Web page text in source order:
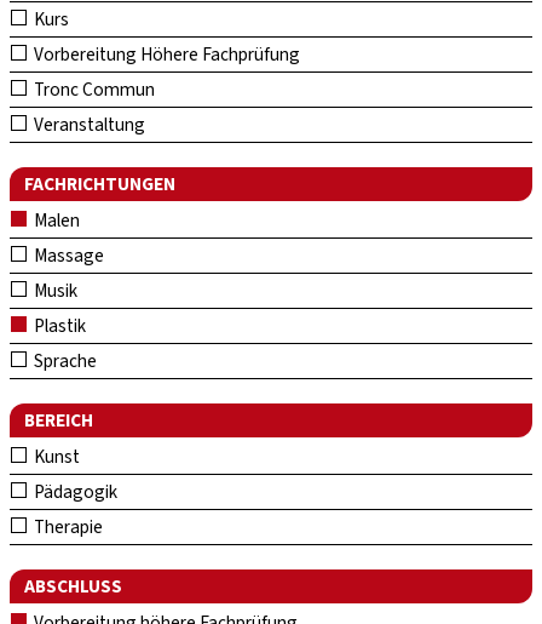
Kurs
Vorbereitung Höhere Fachprüfung
Tronc Commun
Veranstaltung
FACHRICHTUNGEN
Malen
Massage
Musik
Plastik
Sprache
BEREICH
Kunst
Pädagogik
Therapie
ABSCHLUSS